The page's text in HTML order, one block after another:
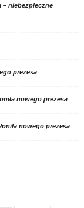
– niebezpieczne
prezesa
nowego prezesa
nowego prezesa